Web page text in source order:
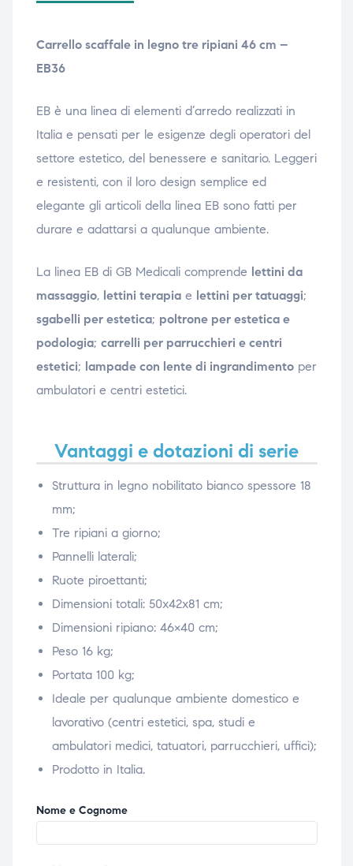
Carrello scaffale in legno tre ripiani 46 cm –
EB36
EB è una linea di elementi d’arredo realizzati in
Italia e pensati per le esigenze degli operatori del
settore estetico, del benessere e sanitario. Leggeri
e resistenti, con il loro design semplice ed
elegante gli articoli della linea EB sono fatti per
durare e adattarsi a qualunque ambiente.
La linea EB di GB Medicali comprende lettini da
massaggio, lettini terapiae lettini per tatuaggi;
sgabelli per estetica; poltrone per estetica e
podologia; carrelli per parrucchieri e centri
estetici; lampade con lente di ingrandimentoper
ambulatori e centri estetici.
Vantaggi e dotazioni di serie
Struttura in legno nobilitato bianco spessore 18
mm;
Tre ripiani a giorno;
Pannelli laterali;
Ruote piroettanti;
Dimensioni totali: 50x42x81 cm;
Dimensioni ripiano: 46×40 cm;
Peso 16 kg;
Portata 100 kg;
Ideale per qualunque ambiente domestico e
lavorativo (centri estetici, spa, studi e
ambulatori medici, tatuatori, parrucchieri, uffici);
Prodotto in Italia.
Nome e Cognome